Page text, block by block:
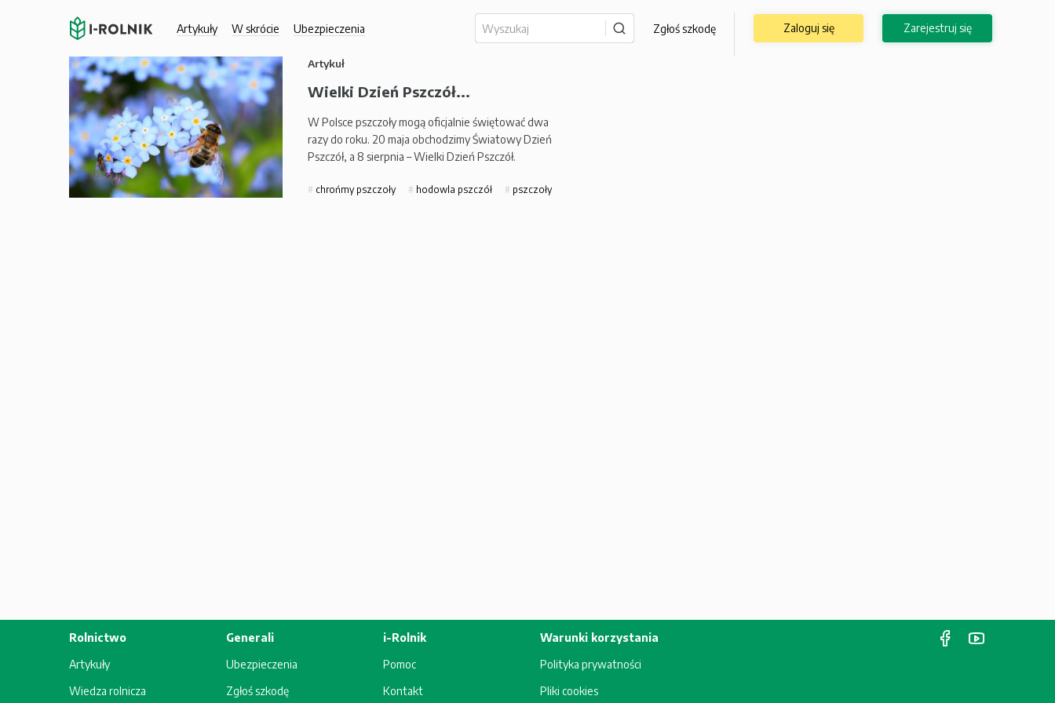
Artykuły W skrócie Ubezpieczenia Zgłoś szkodę Zaloguj się Zarejestruj się
Artykuł
Wielki Dzień Pszczół...
W Polsce pszczoły mogą oficjalnie świętować dwa
razy do roku. 20 maja obchodzimy Światowy Dzień
Pszczół, a 8 sierpnia – Wielki Dzień Pszczół.
chrońmy pszczoły hodowla pszczół pszczoły
Rolnictwo
Artykuły
Wiedza rolnicza
Generali
Ubezpieczenia
Zgłoś szkodę
i-Rolnik
Pomoc
Kontakt
Warunki korzystania
Polityka prywatności
Pliki cookies